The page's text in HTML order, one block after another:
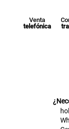
Venta
telefónica